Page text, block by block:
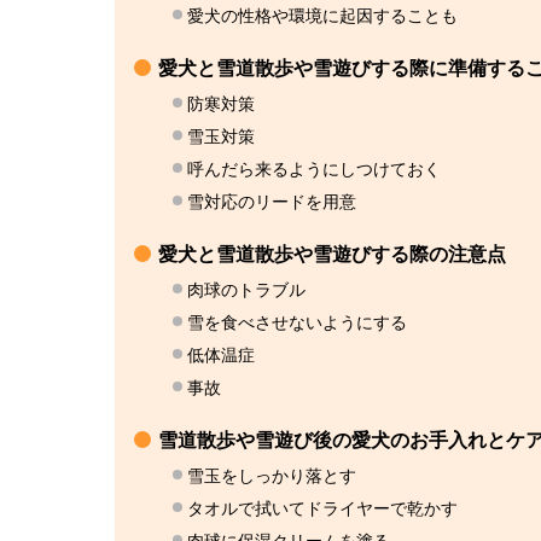
愛犬の性格や環境に起因することも
愛犬と雪道散歩や雪遊びする際に準備する
防寒対策
雪玉対策
呼んだら来るようにしつけておく
雪対応のリードを用意
愛犬と雪道散歩や雪遊びする際の注意点
肉球のトラブル
雪を食べさせないようにする
低体温症
事故
雪道散歩や雪遊び後の愛犬のお手入れとケ
雪玉をしっかり落とす
タオルで拭いてドライヤーで乾かす